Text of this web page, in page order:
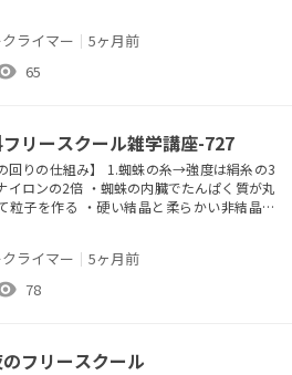
コンピューターには絶対に計算出来ない 命
ある。 ②人間には命題が真理かどうかわかる
的 な理解力がある ③従って人間の思考や意識
ライマー ｜ 5ヶ月前
65
リースクール雑学講座-727
の回りの仕組み】 1.蜘蛛の糸→強度は絹糸の3
イロンの2倍 ・蜘蛛の内臓でたんぱく質が丸
粒子を作る ・硬い結晶と柔らかい非結晶で
糸ー枠糸ー足場糸ー縦糸/横糸の順で作られ
鳥の羽の仕組み 羽の先の半分が初列風切羽ー
ープロペラ 羽の手前半分が次列風切羽ー揚
ライマー ｜ 5ヶ月前
78
フリースクール